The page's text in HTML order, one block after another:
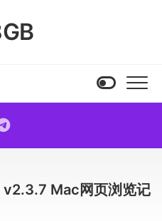
Mac网页浏览记